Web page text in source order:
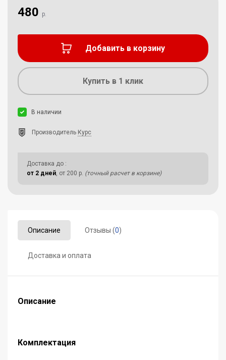
Описание Отзывы (0)
Доставка и оплата
Описание
Комплектация
480 р.
Добавить в корзину
Купить в 1 клик
В наличии
Производитель Курс
Доставка до :
от 2 дней, от 200 р. (точный расчет в корзине)